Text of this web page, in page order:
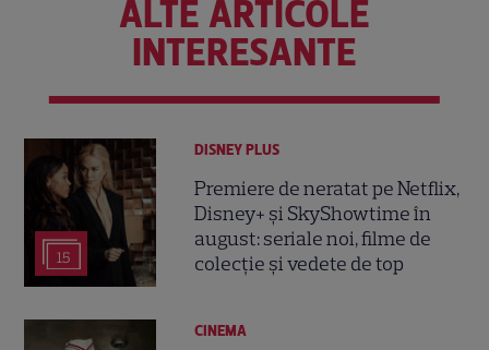
ALTE ARTICOLE
INTERESANTE
15
DISNEY PLUS
Premiere de neratat pe Netflix,
Disney+ și SkyShowtime în
august: seriale noi, filme de
colecție și vedete de top
CINEMA